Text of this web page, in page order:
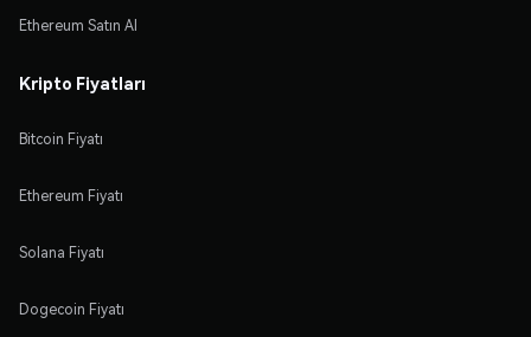
Ethereum Satın Al
Kripto Fiyatları
Bitcoin Fiyatı
Ethereum Fiyatı
Solana Fiyatı
Dogecoin Fiyatı